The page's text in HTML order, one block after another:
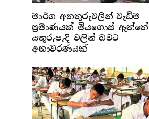
මාර්ග අනතුරුවලින් වැඩිම
ප්‍රමාණයක් මියගොස් ඇත්තේ
යතුරුපැදි වලින් බවට
අනාවරණයක්